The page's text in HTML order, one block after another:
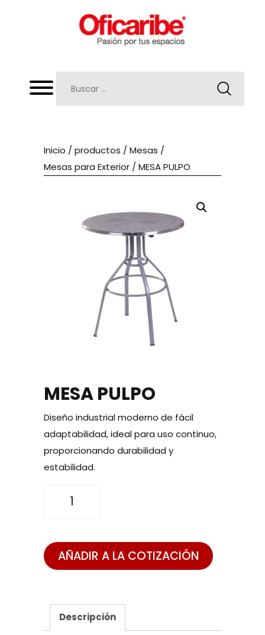
Inicio /productos /Mesas /
Mesas para Exterior / MESA PULPO
MESA PULPO
Diseño industrial moderno de fácil
adaptabilidad, ideal para uso continuo,
proporcionando durabilidad y
estabilidad.
PULPO
AÑADIR A LA COTIZACIÓN
Descripción